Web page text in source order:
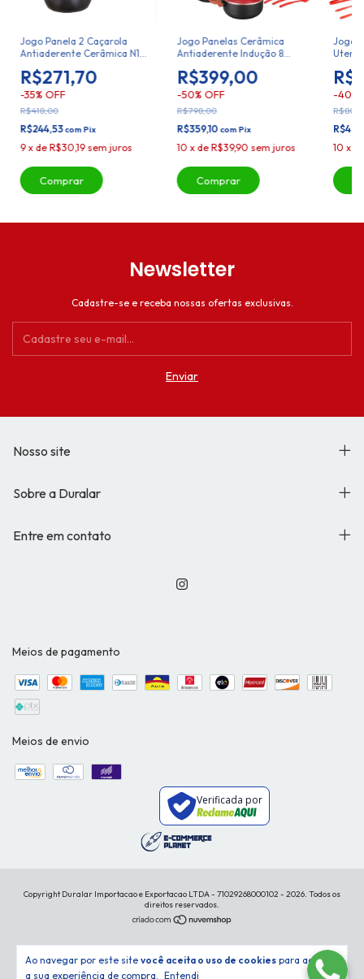
Ao navegar por este site você aceita o uso de cookies para agilizar
a sua experiência de compra. Entendi
Jogo Panela 2 Caçarola
Antiaderente Cerâmica N16
R$271,70
-35% OFF
R$418,00
R$244,53com Pix
9 x de R$30,19 sem juros
Jogo Panelas Cerâmica
Antiaderente Indução 8
R$399,00
-50% OFF
R$798,00
R$359,10 com Pix
10 x de R$39,90 sem juros
Jogo
-40
10 x
Newsletter
Cadastre-se e receba nossas ofertas exclusivas.
Nosso site
Sobre a Duralar
Entre em contato
Meios de pagamento
Meios de envio
Verificada por
Copyright Duralar Importacao e Exportacao LTDA - 71029268000102 - 2026. Todos os
direitos reservados.